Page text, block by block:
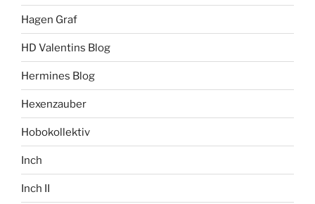
Hagen Graf
HD Valentins Blog
Hermines Blog
Hexenzauber
Hobokollektiv
Inch
Inch II